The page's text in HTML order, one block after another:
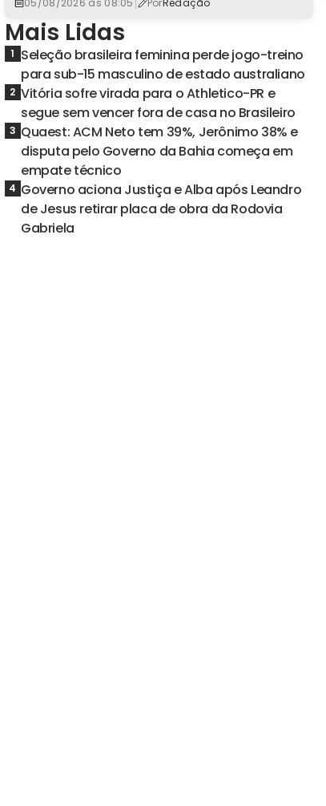
05/08/2026 às 08:05 PorRedação
Mais Lidas
1 Seleção brasileira feminina perde jogo-treino
para sub-15 masculino de estado australiano
2 Vitória sofre virada para o Athletico-PR e
segue sem vencer fora de casa no Brasileiro
3 Quaest: ACM Neto tem 39%, Jerônimo 38% e
disputa pelo Governo da Bahia começa em
empate técnico
4 Governo aciona Justiça e Alba após Leandro
de Jesus retirar placa de obra da Rodovia
Gabriela